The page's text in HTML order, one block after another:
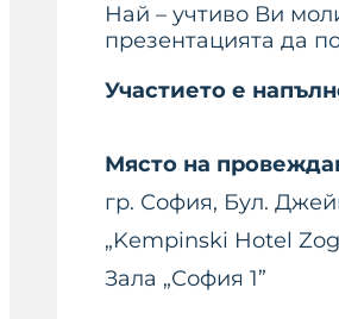
Най – учтиво Ви
презентацията да
Участието е
Място на
гр. София, Бул.
„Kempinski Hotel
Зала „София 1”